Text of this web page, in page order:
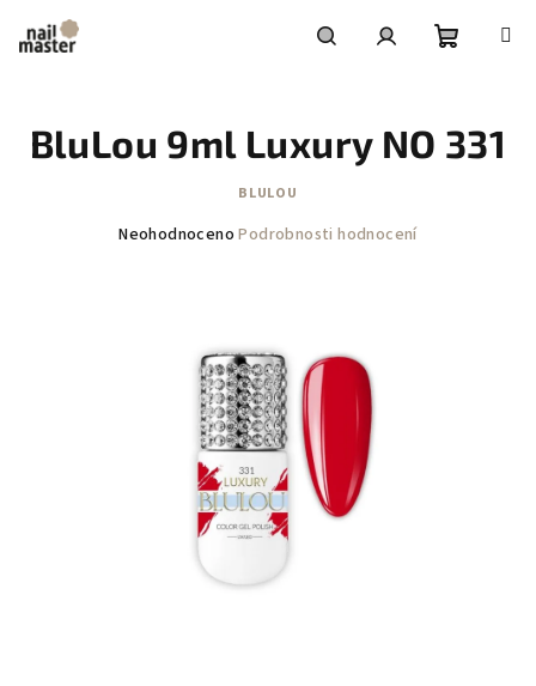
obsah
košík
BluLou 9ml Luxury NO 331
BLULOU
Průměrné
hvězdiček.
Neohodnoceno Podrobnosti hodnocení